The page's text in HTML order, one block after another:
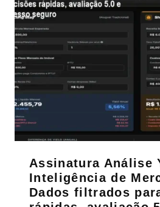
Assinatura Análise
Inteligência de
Dados filtrados